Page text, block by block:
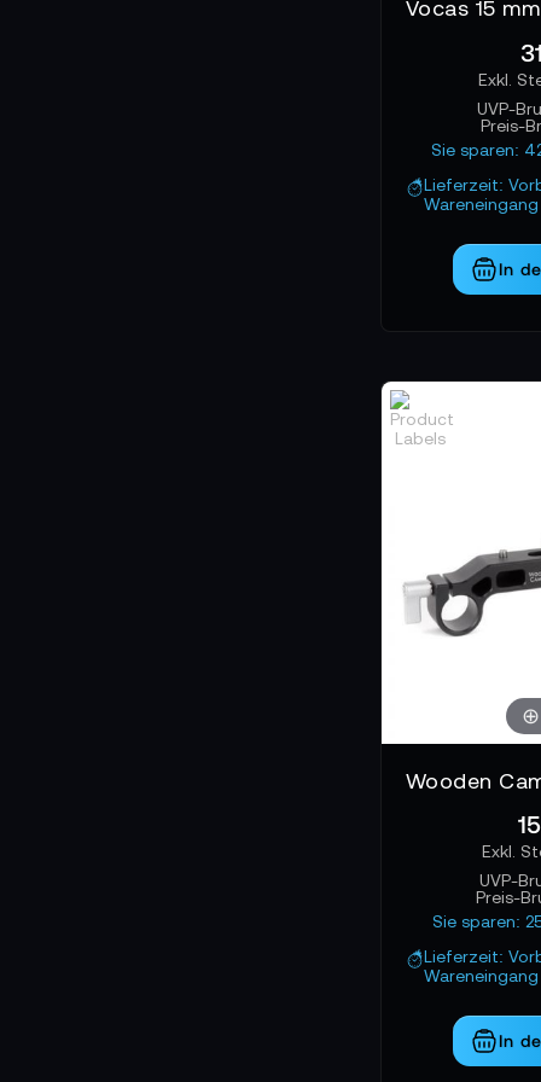
UVP-
Preis-
Sie sparen:
Lieferzeit:
In
UVP-
Preis-
Sie sparen:
Lieferzeit:
In